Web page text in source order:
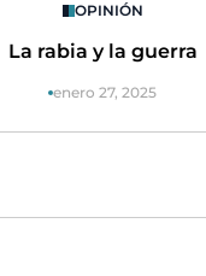
OPINIÓN
La rabia y la guerra
enero 27, 2025